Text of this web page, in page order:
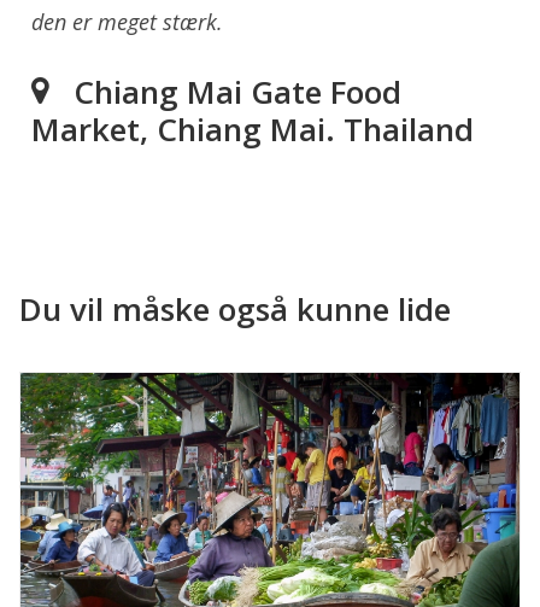
den er meget stærk.
Chiang Mai Gate Food
Market, Chiang Mai. Thailand
Du vil måske også kunne lide